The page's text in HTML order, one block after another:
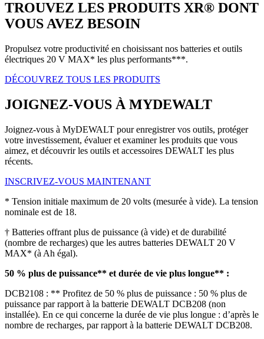
TROUVEZ LES PRODUITS XR® DONT
VOUS AVEZ BESOIN
Propulsez votre productivité en choisissant nos batteries et outils
électriques 20 V MAX* les plus performants***.
DÉCOUVREZ TOUS LES PRODUITS
JOIGNEZ-VOUS À MYDEWALT
Joignez-vous à MyDEWALT pour enregistrer vos outils, protéger
votre investissement, évaluer et examiner les produits que vous
aimez, et découvrir les outils et accessoires DEWALT les plus
récents.
INSCRIVEZ-VOUS MAINTENANT
* Tension initiale maximum de 20 volts (mesurée à vide). La tension
nominale est de 18.
† Batteries offrant plus de puissance (à vide) et de durabilité
(nombre de recharges) que les autres batteries DEWALT 20 V
MAX* (à Ah égal).
50 % plus de puissance** et durée de vie plus longue** :
DCB2108 : ** Profitez de 50 % plus de puissance : 50 % plus de
puissance par rapport à la batterie DEWALT DCB208 (non
installée). En ce qui concerne la durée de vie plus longue : d’après le
nombre de recharges, par rapport à la batterie DEWALT DCB208.